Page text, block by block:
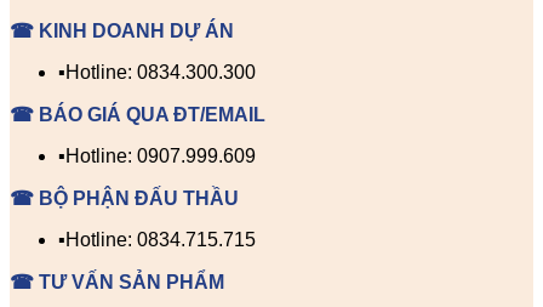
☎ KINH DOANH DỰ ÁN
▪️Hotline: 0834.300.300
☎ BÁO GIÁ QUA ĐT/EMAIL
▪️Hotline: 0907.999.609
☎ BỘ PHẬN ĐẤU THẦU
▪️Hotline: 0834.715.715
☎ TƯ VẤN SẢN PHẨM